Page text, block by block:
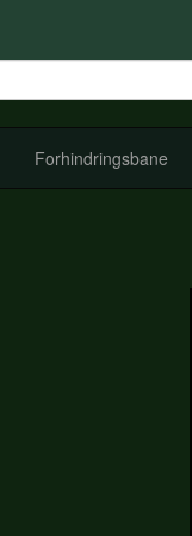
Forhindringsbane